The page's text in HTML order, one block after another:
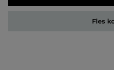
Fles